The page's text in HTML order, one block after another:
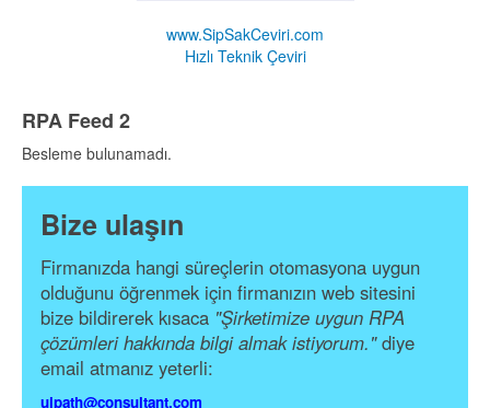
www.SipSakCeviri.com
Hızlı Teknik Çeviri
RPA Feed 2
Besleme bulunamadı.
Bize ulaşın
Firmanızda hangi süreçlerin otomasyona uygun
olduğunu öğrenmek için firmanızın web sitesini
bize bildirerek kısaca "Şirketimize uygun RPA
çözümleri hakkında bilgi almak istiyorum."diye
email atmanız yeterli:
uipath@consultant.com